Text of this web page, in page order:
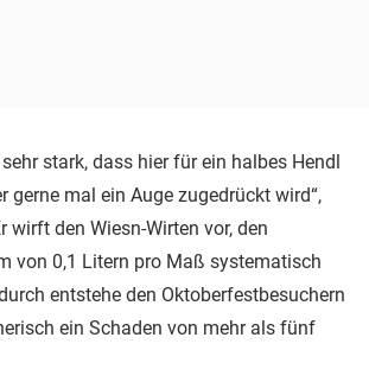
stark, dass hier für ein halbes Hendl
gerne mal ein Auge zugedrückt wird“,
wirft den Wiesn-Wirten vor, den
von 0,1 Litern pro Maß systematisch
entstehe den Oktoberfestbesuchern
ein Schaden von mehr als fünf